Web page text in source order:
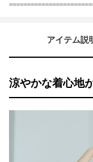
アイテム説
涼やかな着心地